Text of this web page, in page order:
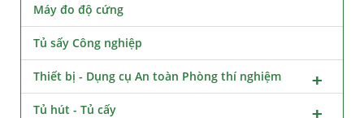
Máy đo độ cứng
Tủ sấy Công nghiệp
Thiết bị - Dụng cụ An toàn Phòng thí nghiệm
Tủ hút - Tủ cấy